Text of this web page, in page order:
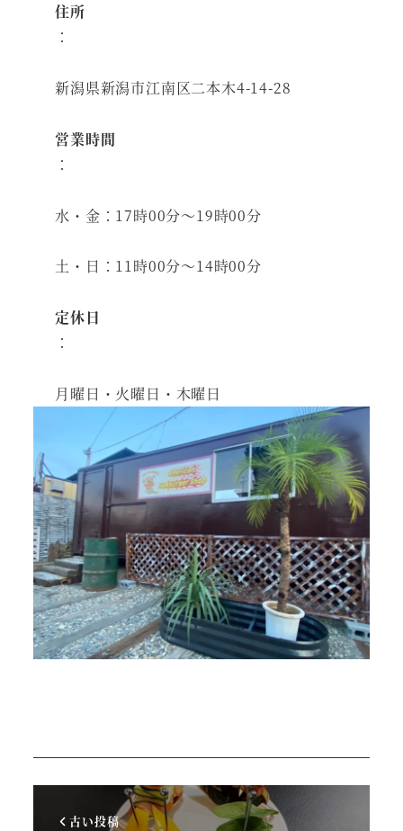
住所
：
新潟県新潟市江南区二本木4-14-28
営業時間
：
水・金：17時00分～19時00分
土・日：11時00分～14時00分
定休日
：
月曜日・火曜日・木曜日
古い投稿